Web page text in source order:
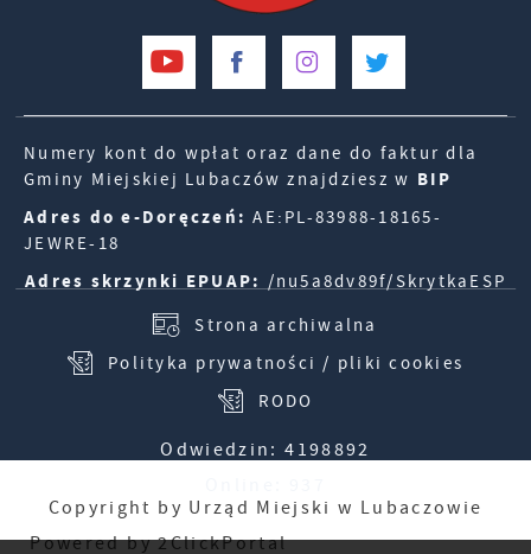
Numery kont do wpłat oraz dane do faktur dla
Gminy Miejskiej Lubaczów znajdziesz w BIP
Adres do e-Doręczeń: AE:PL-83988-18165-
JEWRE-18
Adres skrzynki EPUAP: /nu5a8dv89f/SkrytkaESP
Strona archiwalna
Polityka prywatności / pliki cookies
RODO
Odwiedzin: 4198892
Copyright by Urząd Miejski w Lubaczowie
Powered by2ClickPortal